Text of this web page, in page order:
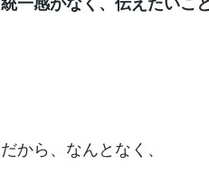
だから、なんとなく、